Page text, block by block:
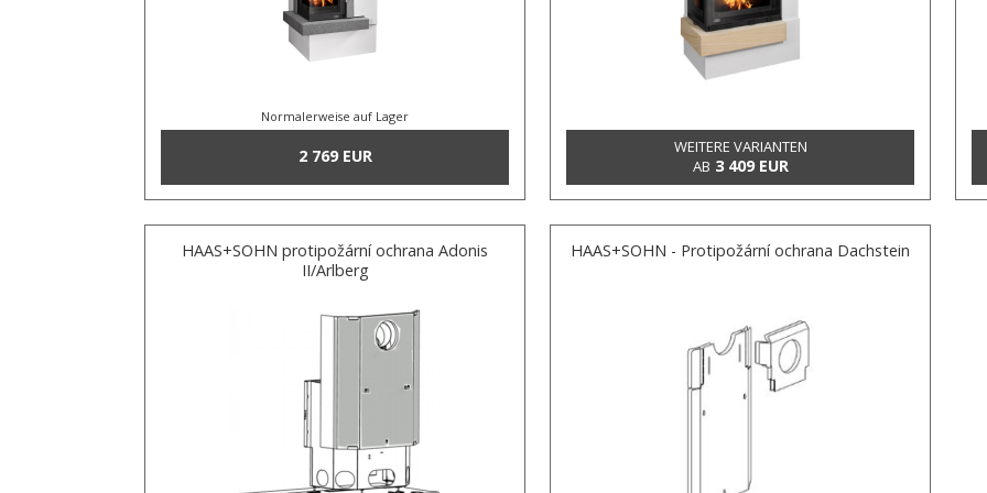
Normalerweise auf Lager
2 769 EUR
WEITERE VARIANTEN
AB 3 409 EUR
HAAS+SOHN protipožární ochrana Adonis
II/Arlberg
HAAS+SOHN - Protipožární ochrana Dachstein